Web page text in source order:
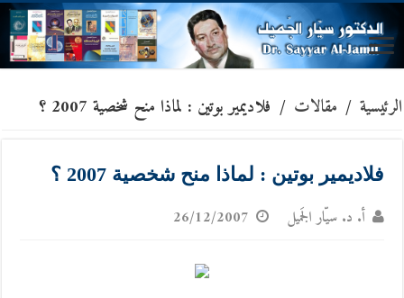
الرئيسية / مقالات / فلاديمير بوتين : لماذا منح شخصية 2007 ؟
فلاديمير بوتين : لماذا منح شخصية 2007 ؟
أ. د. سيّار الجَميل 26/12/2007